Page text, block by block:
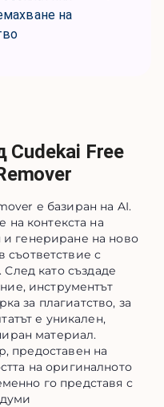
на
Cudekai Free
е базиран на AI.
на контекста на
и генериране на ново
съответствие с
като създаде
инструментът
за плагиатство, за
е уникален,
материал.
предоставен на
на оригиналното
го представя с